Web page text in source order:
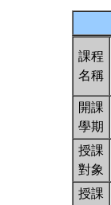
課程
名稱
開課
學期
授課
對象
授課